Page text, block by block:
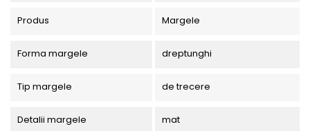
Produs Margele
Forma margele dreptunghi
Tip margele de trecere
Detalii margele mat